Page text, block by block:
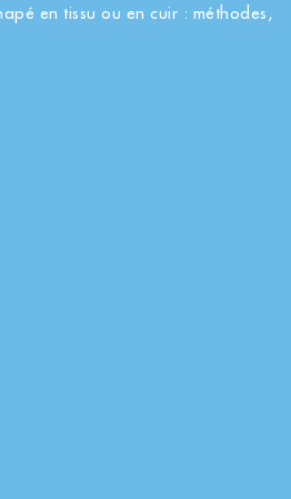
en tissu ou en cuir : méthodes,